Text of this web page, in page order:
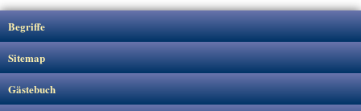
Begriffe
Sitemap
Gästebuch